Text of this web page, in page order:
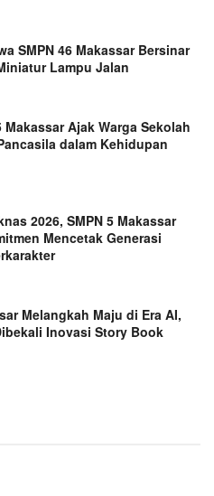
SMPN 46 Makassar Bersinar
Lampu Jalan
Makassar Ajak Warga Sekolah
dalam Kehidupan
2026, SMPN 5 Makassar
Mencetak Generasi
Melangkah Maju di Era AI,
Inovasi Story Book